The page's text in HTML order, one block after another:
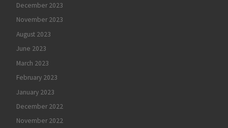
December 2023
November 2023
August 2023
June 2023
March 2023
February 2023
January 2023
December 2022
November 2022